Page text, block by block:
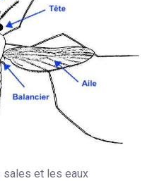
sales et les eaux